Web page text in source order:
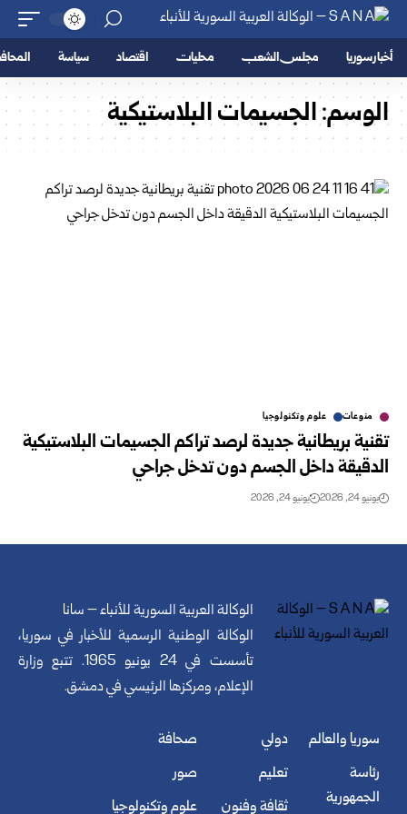
أخبار سوريا مجلس الشعب محليات اقتصاد سياسة
الوسم:الجسيمات البلاستيكية
منوعات علوم وتكنولوجيا
تقنية بريطانية جديدة لرصد تراكم الجسيمات البلاستيكية
الدقيقة داخل الجسم دون تدخل جراحي
يونيو 24, 2026 يونيو 24, 2026
الوكالة العربية السورية للأنباء – سانا
الوكالة الوطنية الرسمية للأخبار في سوريا،
تأسست في 24 يونيو 1965. تتبع وزارة
الإعلام، ومركزها الرئيسي في دمشق.
سوريا والعالم
رئاسة
الجمهورية
دولي
تعليم
ثقافة وفنون
صحافة
صور
علوم وتكنولوجيا